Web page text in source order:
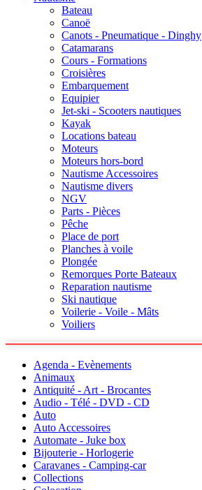
Bateau
Canoë
Canots - Pneumatique - Dinghy
Catamarans
Cours - Formations
Croisières
Embarquement
Equipier
Jet-ski - Scooters nautiques
Kayak
Locations bateau
Moteurs
Moteurs hors-bord
Nautisme Accessoires
Nautisme divers
NGV
Parts - Pièces
Pêche
Place de port
Planches à voile
Plongée
Remorques Porte Bateaux
Reparation nautisme
Ski nautique
Voilerie - Voile - Mâts
Voiliers
Agenda - Evènements
Animaux
Antiquité - Art - Brocantes
Audio - Télé - DVD - CD
Auto
Auto Accessoires
Automate - Juke box
Bijouterie - Horlogerie
Caravanes - Camping-car
Collections